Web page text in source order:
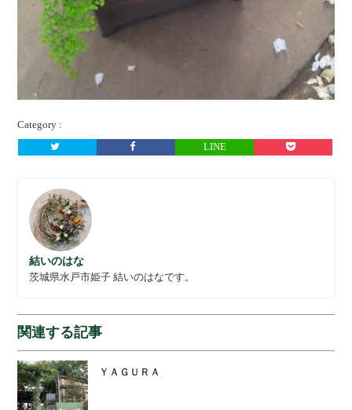
Category :
LINE
結いのはな
茨城県水戸市姫子 結いのはなです。
関連する記事
ＹＡＧＵＲＡ